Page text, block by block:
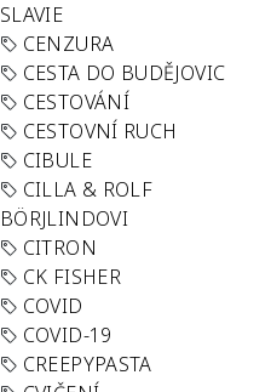
SLAVIE
CENZURA
CESTA DO BUDĚJOVIC
CESTOVÁNÍ
CESTOVNÍ RUCH
CIBULE
CILLA & ROLF
BÖRJLINDOVI
CITRON
CK FISHER
COVID
COVID-19
CREEPYPASTA